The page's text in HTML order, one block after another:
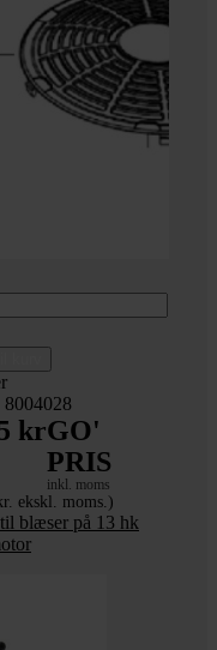
8004028
krGO'
PRIS
inkl. moms
ekskl. moms.)
blæser på 13 hk